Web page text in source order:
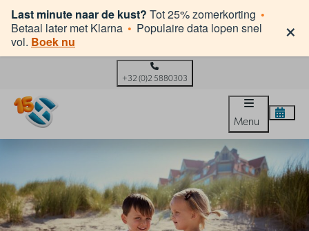
Last minute naar de kust? Tot 25% zomerkorting •
Betaal later met Klarna • Populaire data lopen snel
vol. Boek nu ×
+32 (0)2 5880303
Menu